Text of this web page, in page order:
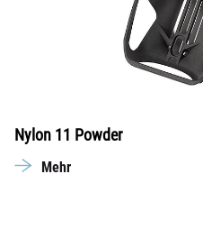
Nylon 11 Powder
Mehr